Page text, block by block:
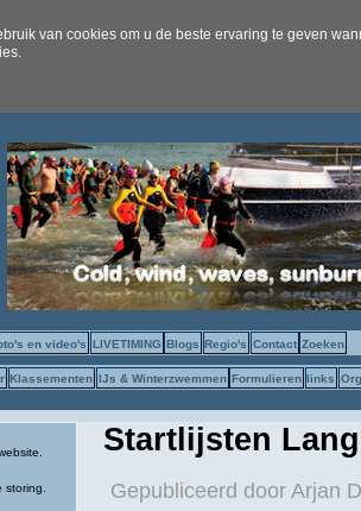
van cookies om u de beste ervaring te geven
en video's LIVETIMING Blogs Regio's Contact Zoeken
Klassementen IJs & Winterzwemmen Formulieren links
Startlijsten
Gepubliceerd door Arjan